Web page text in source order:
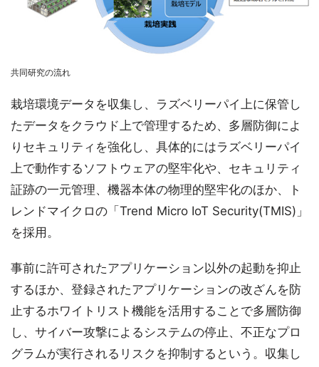
共同研究の流れ
栽培環境データを収集し、ラズベリーパイ上に保管し
たデータをクラウド上で管理するため、多層防御によ
りセキュリティを強化し、具体的にはラズベリーパイ
上で動作するソフトウェアの堅牢化や、セキュリティ
証跡の一元管理、機器本体の物理的堅牢化のほか、ト
レンドマイクロの「Trend Micro IoT Security(TMIS)」
を採用。
事前に許可されたアプリケーション以外の起動を抑止
するほか、登録されたアプリケーションの改ざんを防
止するホワイトリスト機能を活用することで多層防御
し、サイバー攻撃によるシステムの停止、不正なプロ
グラムが実行されるリスクを抑制するという。収集し